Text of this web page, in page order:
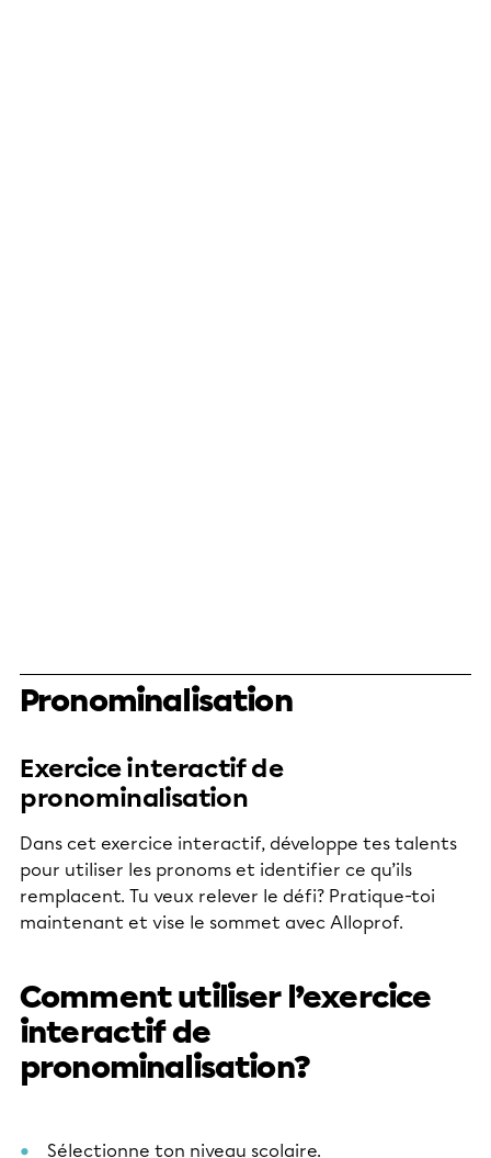
Pronominalisation
Exercice interactif de
pronominalisation
Dans cet exercice interactif, développe tes talents
pour utiliser les pronoms et identifier ce qu’ils
remplacent. Tu veux relever le défi? Pratique-toi
maintenant et vise le sommet avec Alloprof.
Comment utiliser l’exercice
interactif de
pronominalisation?
Sélectionne ton niveau scolaire.